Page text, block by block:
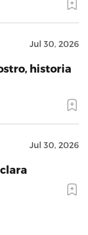
Jul 30, 2026
historia
Jul 30, 2026